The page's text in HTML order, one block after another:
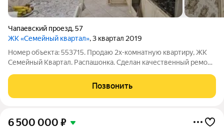
Чапаевский проезд,57
ЖК «Семейный квартал», 3 квартал 2019
Номер объекта: 553715. Продаю 2х-комнатную квартиру, ЖК
Семейный Квартал. Распашонка. Сделан качественный ремонт.
Позвонить
6 500 000 ₽